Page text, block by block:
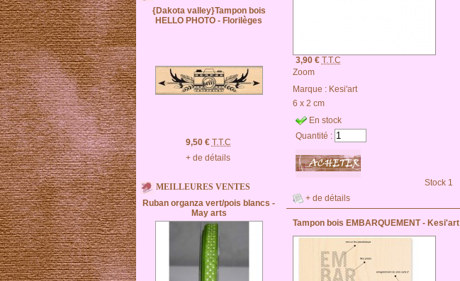
{Dakota valley}Tampon bois
HELLO PHOTO - Florilèges
9,50 € T.T.C
+ de détails
MEILLEURES VENTES
Ruban organza vert/pois blancs -
May arts
3,90 € T.T.C
Zoom
Marque : Kesi'art
6 x 2 cm
En stock
Quantité :
Stock 1
+ de détails
Tampon bois EMBARQUEMENT - Kesi'art